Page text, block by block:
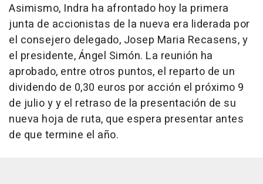
Asimismo, Indra ha afrontado hoy la primera
junta de accionistas de la nueva era liderada por
el consejero delegado, Josep Maria Recasens, y
el presidente, Ángel Simón. La reunión ha
aprobado, entre otros puntos, el reparto de un
dividendo de 0,30 euros por acción el próximo 9
de julio y y el retraso de la presentación de su
nueva hoja de ruta, que espera presentar antes
de que termine el año.